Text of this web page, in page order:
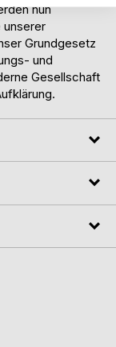
nun
unserer
Grundgesetz
und
Gesellschaft